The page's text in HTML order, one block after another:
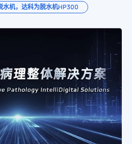
水机，达科为脱水机HP300